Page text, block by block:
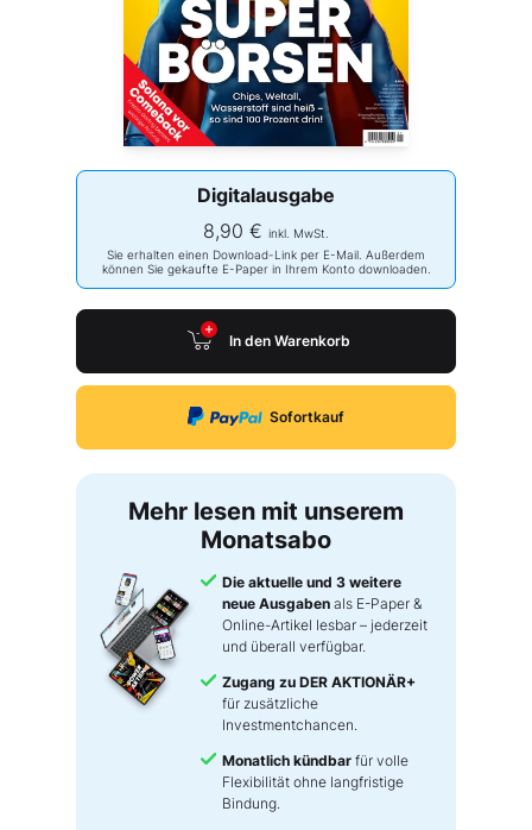
Digitalausgabe
8,90 € inkl. MwSt.
Sie erhalten einen Download-Link per E-Mail. Außerdem
können Sie gekaufte E-Paper in Ihrem Konto downloaden.
In den Warenkorb
Sofortkauf
Mehr lesen mit unserem
Monatsabo
Die aktuelle und 3 weitere
neue Ausgaben als E-Paper &
Online-Artikel lesbar – jederzeit
und überall verfügbar.
Zugang zu DER AKTIONÄR+
für zusätzliche
Investmentchancen.
Monatlich kündbar für volle
Flexibilität ohne langfristige
Bindung.